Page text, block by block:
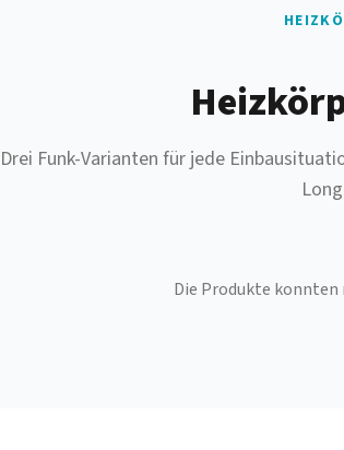
Drei Funk-Varianten für jede
Die Produkte